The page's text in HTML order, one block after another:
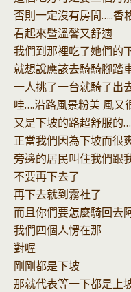
否則一定沒有房間…..香
看起來暨溫馨又舒適
我們到那裡吃了她們的
就想說應該去騎騎腳踏
一人挑了一台就騎了出
哇….沿路風景粉美 風又
又是下坡的路超舒服的
正當我們因為下坡而很
旁邊的居民叫住我們跟
不要再下去了
再下去就到霧社了
而且你們要怎麼騎回去
我們四個人愣在那
對喔
剛剛都是下坡
那就代表等一下都是上